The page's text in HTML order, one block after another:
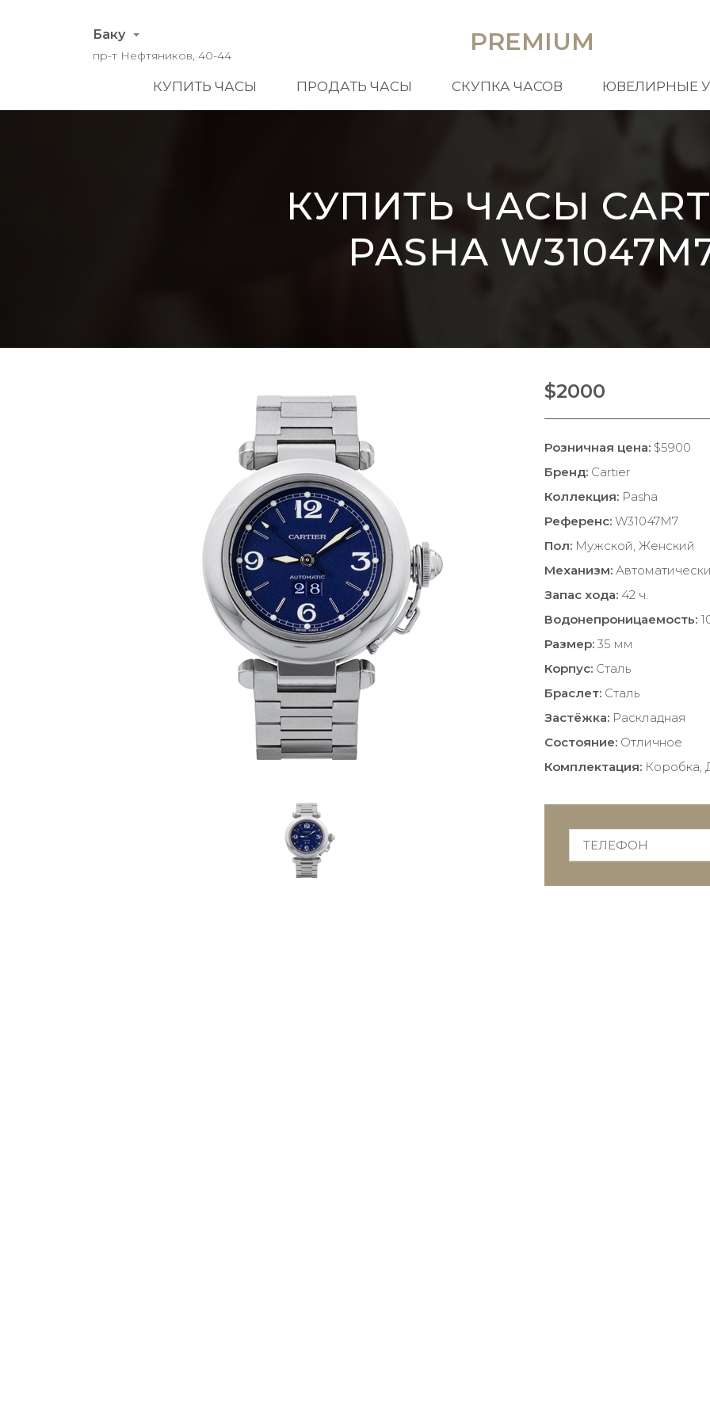
Баку
пр-т Нефтяников, 40-44 PREMIUM
КУПИТЬ ЧАСЫ ПРОДАТЬ ЧАСЫ СКУПКА ЧАСОВ ЮВЕЛИРНЫЕ
КУПИТЬ ЧАСЫ
PASHA
$2000
Розничная цена: $5900
Бренд: Cartier
Коллекция: Pasha
Референс: W31047M7
Пол: Мужской, Женский
Механизм:
Запас хода: 42 ч.
Водонепроницаемость:
Размер: 35 мм
Корпус: Сталь
Браслет: Сталь
Застёжка: Раскладная
Состояние: Отличное
Комплектация: Коробка,